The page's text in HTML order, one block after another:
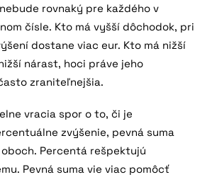
rovnaký pre každého v
čísle. Kto má vyšší dôchodok, pri
dostane viac eur. Kto má nižší
nárast, hoci práve jeho
zraniteľnejšia.
vracia spor o to, či je
zvýšenie, pevná suma
Percentá rešpektujú
Pevná suma vie viac pomôcť